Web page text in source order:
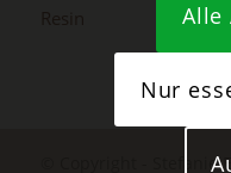
© Copyright - Stefanie
Alle
Nur